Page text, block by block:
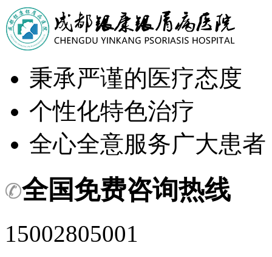
秉承严谨的医疗态度
个性化特色治疗
全心全意服务广大患者
全国免费咨询热线
15002805001